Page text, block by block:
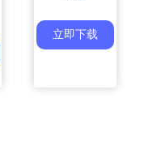
立即下载